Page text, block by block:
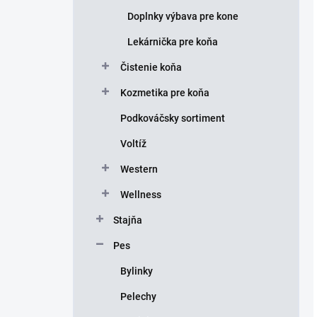
Doplnky výbava pre kone
Lekárnička pre koňa
Čistenie koňa
Kozmetika pre koňa
Podkováčsky sortiment
Voltíž
Western
Wellness
Stajňa
Pes
Bylinky
Pelechy